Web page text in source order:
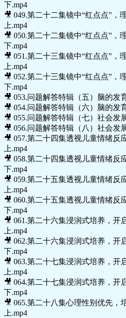
下.mp4
🎥 049.第二十二集镜中“红点点”，
上.mp4
🎥 050.第二十二集镜中“红点点”，
下.mp4
🎥 051.第二十三集镜中“红点点”，
上.mp4
🎥 052.第二十三集镜中“红点点”，
下.mp4
🎥 053.问题解答特辑（五）脑的发
🎥 054.问题解答特辑（六）脑的发
🎥 055.问题解答特辑（七）社会发
🎥 056.问题解答特辑（八）社会发
🎥 057.第二十四集透视儿童情绪反
上.mp4
🎥 058.第二十四集透视儿童情绪反
下.mp4
🎥 059.第二十五集透视儿童情绪反
上.mp4
🎥 060.第二十五集透视儿童情绪反
下.mp4
🎥 061.第二十六集浸润式培养，开
上.mp4
🎥 062.第二十六集浸润式培养，开
下.mp4
🎥 063.第二十七集浸润式培养，开
上.mp4
🎥 064.第二十七集浸润式培养，开
下.mp4
🎥 065.第二十八集心理性别优先，
上.mp4